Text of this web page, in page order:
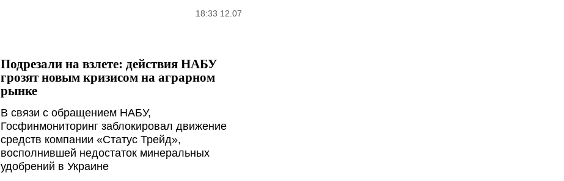
18:33 12.07
Подрезали на взлете: действия НАБУ
грозят новым кризисом на аграрном
рынке
В связи с обращением НАБУ,
Госфинмониторинг заблокировал движение
средств компании «Статус Трейд»,
восполнившей недостаток минеральных
удобрений в Украине